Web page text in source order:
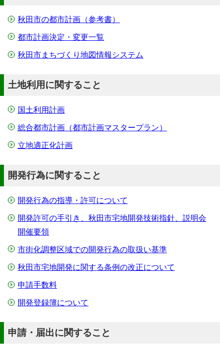
秋田市の都市計画（参考書）
都市計画決定・変更一覧
秋田市まちづくり地図情報システム
土地利用に関すること
国土利用計画
総合都市計画（都市計画マスタープラン）
立地適正化計画
開発行為に関すること
開発行為の指導・許可について
開発許可の手引き、秋田市宅地開発技術指針、説明会
開催要領
市街化調整区域での開発行為の取扱い基準
秋田市宅地開発に関する条例の改正について
申請手数料
開発登録簿について
申請・届出に関すること